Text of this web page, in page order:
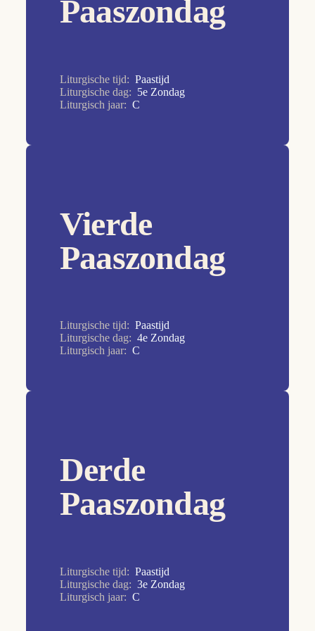
29e Zondag
30e Zondag
3e Zondag
5e Zondag
8e Zondag
Christus Koning
Drievuldigheidszondag
Hemelvaart van de Heer
Paaszondag
Liturgische tijd: Paastijd
Liturgische dag: 5e Zondag
Liturgisch jaar: C
Vierde
Paaszondag
Liturgische tijd: Paastijd
Liturgische dag: 4e Zondag
Liturgisch jaar: C
Derde
Paaszondag
Liturgische tijd: Paastijd
Liturgische dag: 3e Zondag
Liturgisch jaar: C